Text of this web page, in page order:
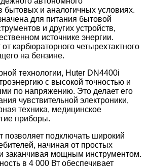
бытовых и аналогичных условиях.
для питания бытовой
и других устройств,
источнике энергии.
карбюраторного четырехтактного
на бензине.
технологии, Huter DN4400i
с высокой точностью и
по напряжению. Это делает его
чувствительной электроники,
техника, медицинское
приборы.
позволяет подключать широкий
начиная от простых
заканчивая мощным инструментом.
в 4 000 Вт обеспечивает